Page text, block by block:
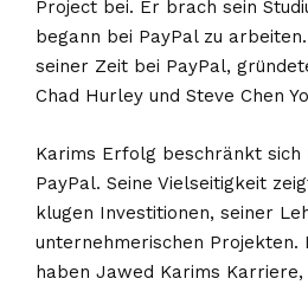
Project bei. Er brach sein
begann bei PayPal zu
seiner Zeit bei PayPal,
Chad Hurley und Steve Chen
Karims Erfolg beschränkt sich
PayPal. Seine Vielseitigkeit
klugen Investitionen, seiner
unternehmerischen Projekten.
haben Jawed Karims Karriere,